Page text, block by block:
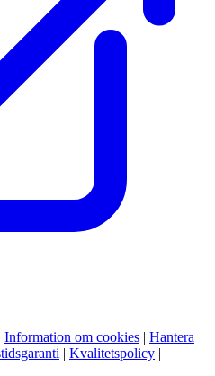
Information om cookies | Hantera
| Kvalitetspolicy |